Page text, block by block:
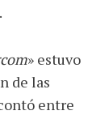
» estuvo
de las
entre